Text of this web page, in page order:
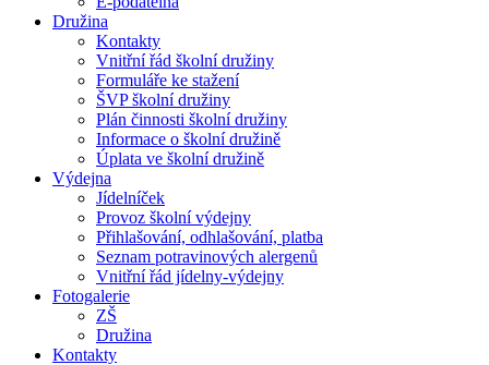
Družina
Kontakty
Vnitřní řád školní družiny
Formuláře ke stažení
ŠVP školní družiny
Plán činnosti školní družiny
Informace o školní družině
Úplata ve školní družině
Výdejna
Jídelníček
Provoz školní výdejny
Přihlašování, odhlašování, platba
Seznam potravinových alergenů
Vnitřní řád jídelny-výdejny
Fotogalerie
ZŠ
Družina
Kontakty